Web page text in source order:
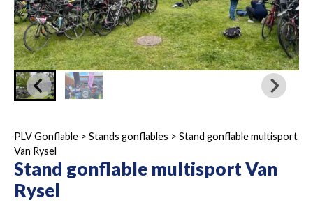
PLV Gonflable > Stands gonflables > Stand gonflable multisport
Van Rysel
Stand gonflable multisport Van
Rysel